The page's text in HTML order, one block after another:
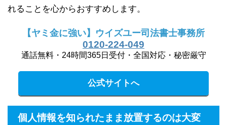
れることを心からおすすめします。
【ヤミ金に強い】ウイズユー司法書士事務所
0120-224-049
通話無料・24時間365日受付・全国対応・秘密厳守
公式サイトへ
個人情報を知られたまま放置するのは大変